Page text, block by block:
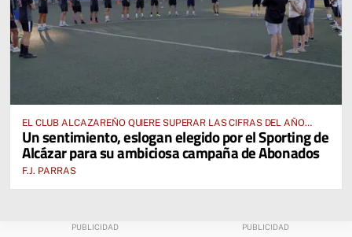
EL CLUB ALCAZAREÑO QUIERE SUPERAR LAS CIFRAS DEL AÑO
PASADO E INCLUSO DUPLICARLAS
Un sentimiento, eslogan elegido por el Sporting de
Alcázar para su ambiciosa campaña de Abonados
F.J. PARRAS